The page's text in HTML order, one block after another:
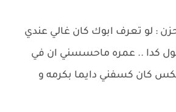
: لو تعرف ابوك كان غالي عندي
كدا .. عمره ماحسسني ان في
كان كسفني دايما بكرمه و